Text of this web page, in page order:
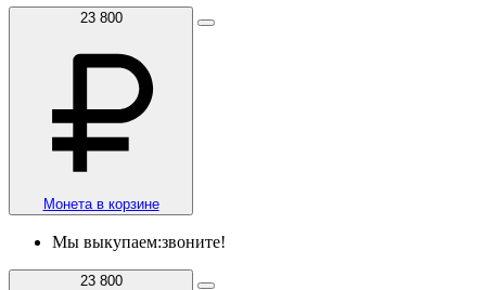
23 800
Монета в корзине
Мы выкупаем:звоните!
23 800